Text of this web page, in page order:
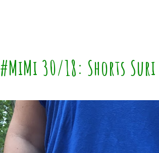
#MiMi 30/18: Shorts